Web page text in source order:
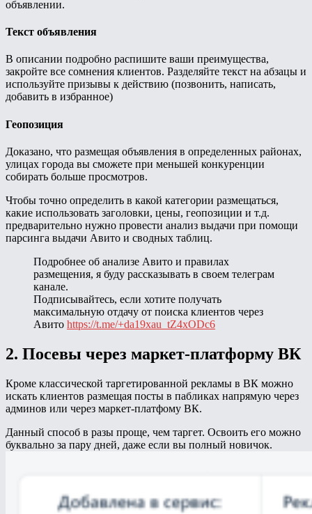
объявлении.
Текст объявления
В описании подробно распишите ваши преимущества,
закройте все сомнения клиентов. Разделяйте текст на абзацы и
используйте призывы к действию (позвонить, написать,
добавить в избранное)
Геопозиция
Доказано, что размещая объявления в определенных районах,
улицах города вы сможете при меньшей конкуренции
собирать больше просмотров.
Чтобы точно определить в какой категории размещаться,
какие использовать заголовки, цены, геопозиции и т.д.
предварительно нужно провести анализ выдачи при помощи
парсинга выдачи Авито и сводных таблиц.
Подробнее об анализе Авито и правилах
размещения, я буду рассказывать в своем телеграм
канале.
Подписывайтесь, если хотите получать
максимальную отдачу от поиска клиентов через
Авито https://t.me/+da19xau_tZ4xODc6
2. Посевы через маркет-платформу ВК
Кроме классической таргетированной рекламы в ВК можно
искать клиентов размещая посты в пабликах напрямую через
админов или через маркет-платфому ВК.
Данный способ в разы проще, чем таргет. Освоить его можно
буквально за пару дней, даже если вы полный новичок.